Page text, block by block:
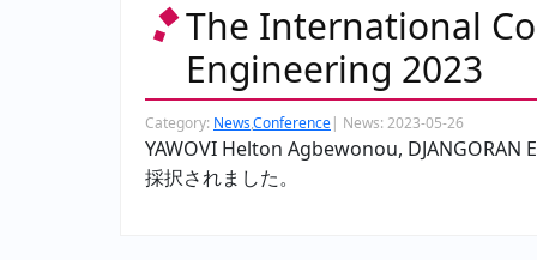
The International
Engineering 2023
Category: News,Conference| News: 2023-05-26
YAWOVI Helton Agbewonou, DJANGORAN
採択されました。